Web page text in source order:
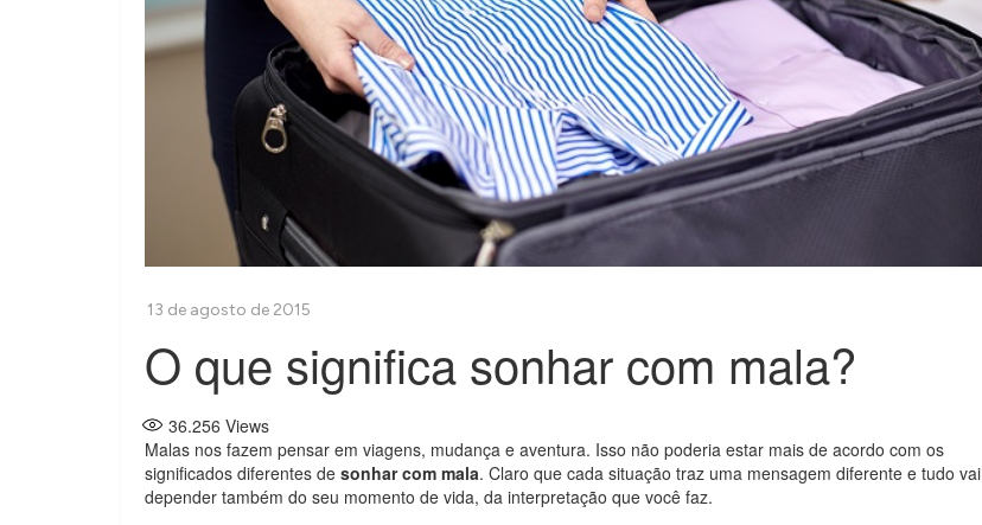
O que significa sonhar com mala?
36.256 Views
Malas nos fazem pensar em viagens, mudança e aventura. Isso não poderia estar mais de acordo com os
significados diferentes de sonhar com mala. Claro que cada situação traz uma mensagem diferente e tudo vai
depender também do seu momento de vida, da interpretação que você faz.